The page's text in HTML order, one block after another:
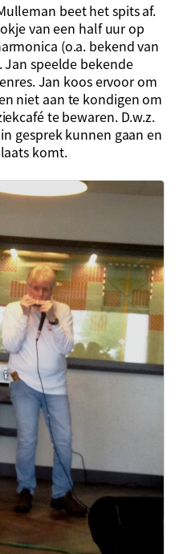
beet het spits af.
van een half uur op
(o.a. bekend van
speelde bekende
Jan koos ervoor om
niet aan te kondigen om
te bewaren. D.w.z.
gesprek kunnen gaan en
komt.